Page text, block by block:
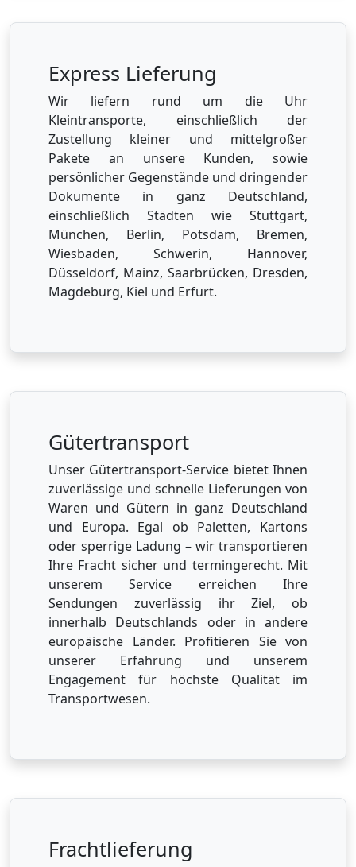
Express Lieferung
Wir liefern rund um die Uhr
Kleintransporte, einschließlich der
Zustellung kleiner und mittelgroßer
Pakete an unsere Kunden, sowie
persönlicher Gegenstände und dringender
Dokumente in ganz Deutschland,
einschließlich Städten wie Stuttgart,
München, Berlin, Potsdam, Bremen,
Wiesbaden, Schwerin, Hannover,
Düsseldorf, Mainz, Saarbrücken, Dresden,
Magdeburg, Kiel und Erfurt.
Gütertransport
Unser Gütertransport-Service bietet Ihnen
zuverlässige und schnelle Lieferungen von
Waren und Gütern in ganz Deutschland
und Europa. Egal ob Paletten, Kartons
oder sperrige Ladung – wir transportieren
Ihre Fracht sicher und termingerecht. Mit
unserem Service erreichen Ihre
Sendungen zuverlässig ihr Ziel, ob
innerhalb Deutschlands oder in andere
europäische Länder. Profitieren Sie von
unserer Erfahrung und unserem
Engagement für höchste Qualität im
Transportwesen.
Frachtlieferung